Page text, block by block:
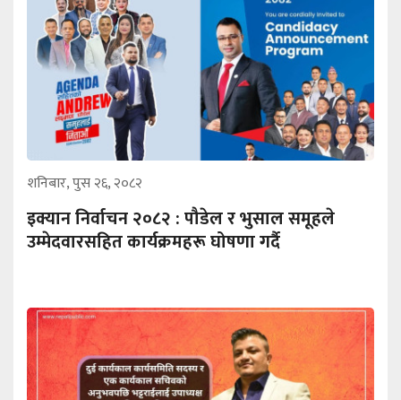
शनिबार, पुस २६, २०८२
इक्यान निर्वाचन २०८२ : पौडेल र भुसाल समूहले
उम्मेदवारसहित कार्यक्रमहरू घोषणा गर्दै